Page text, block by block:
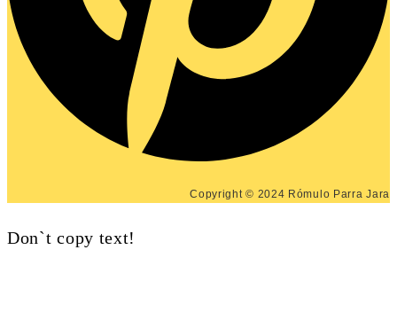
Copyright © 2024 Rómulo Parra Jara
Don`t copy text!